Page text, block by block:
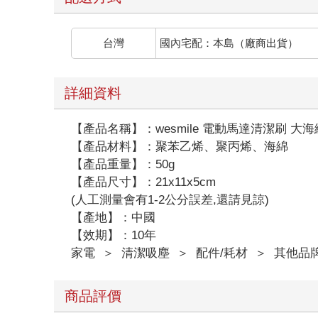
台灣 國內宅配：本島（廠商出貨）
詳細資料
【產品名稱】：wesmile 電動馬達清潔刷 大
【產品材料】：聚苯乙烯、聚丙烯、海綿
【產品重量】：50g
【產品尺寸】：21x11x5cm
(人工測量會有1-2公分誤差,還請見諒)
【產地】：中國
【效期】：10年
家電
＞ 清潔吸塵 ＞ 配件/耗材 ＞ 其他品
商品評價